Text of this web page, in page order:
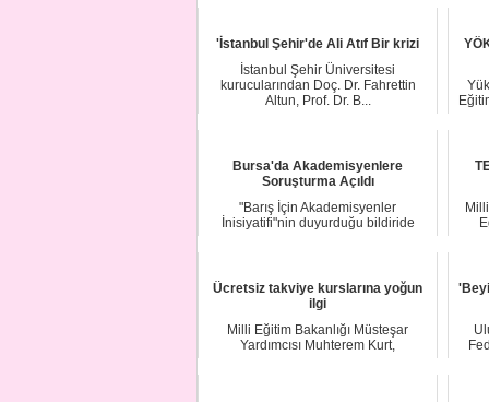
'İstanbul Şehir'de Ali Atıf Bir krizi
İstanbul Şehir Üniversitesi
kurucularından Doç. Dr. Fahrettin
Altun, Prof. Dr. B...
Bursa'da Akademisyenlere
Soruşturma Açıldı
"Barış İçin Akademisyenler
İnisiyatifi"nin duyurduğu bildiride
Ücretsiz takviye kurslarına yoğun
ilgi
Milli Eğitim Bakanlığı Müsteşar
Yardımcısı Muhterem Kurt,